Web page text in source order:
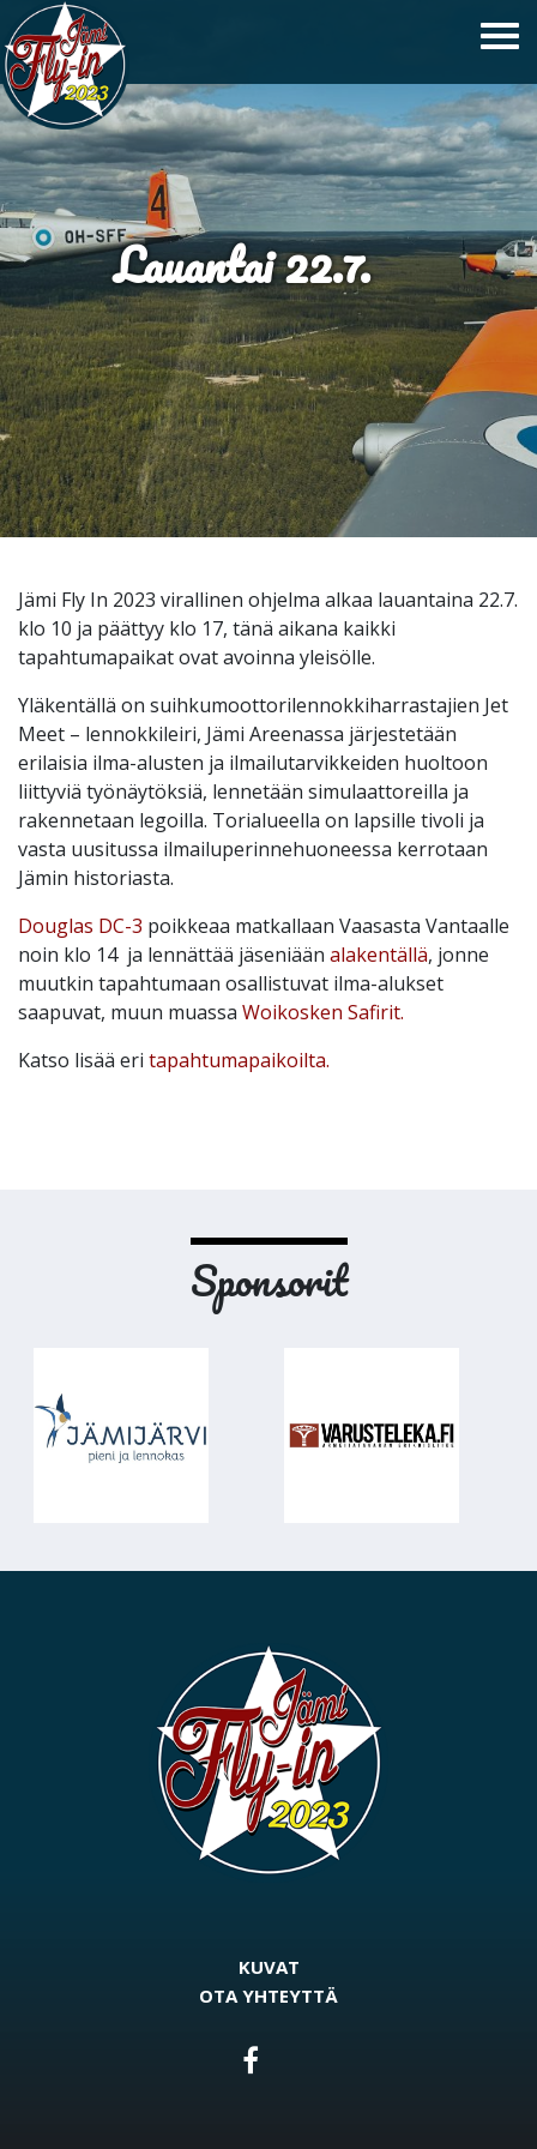
Lauantai 22.7.
Jämi Fly In 2023 virallinen ohjelma alkaa lauantaina 22.7.
klo 10 ja päättyy klo 17, tänä aikana kaikki
tapahtumapaikat ovat avoinna yleisölle.
Yläkentällä on suihkumoottorilennokkiharrastajien Jet
Meet – lennokkileiri, Jämi Areenassa järjestetään
erilaisia ilma-alusten ja ilmailutarvikkeiden huoltoon
liittyviä työnäytöksiä, lennetään simulaattoreilla ja
rakennetaan legoilla. Torialueella on lapsille tivoli ja
vasta uusitussa ilmailuperinnehuoneessa kerrotaan
Jämin historiasta.
Douglas DC-3 poikkeaa matkallaan Vaasasta Vantaalle
noin klo 14 ja lennättää jäseniään alakentällä, jonne
muutkin tapahtumaan osallistuvat ilma-alukset
saapuvat, muun muassa Woikosken Safirit.
Katso lisää eri tapahtumapaikoilta.
Sponsorit
KUVAT
OTA YHTEYTTÄ